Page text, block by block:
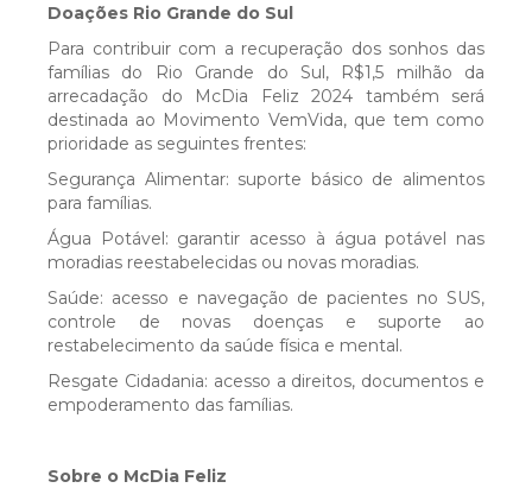
E-book: Fato ou Fake?
Alimentação & Saúde: Como os alimentos
podem promover bem-estar e qualidade de
Protocolo do Serviço de
Política de Gestão de Propriedade
Intelectual
Cartilha Segurança do Paciente - Para
Doações Rio Grande do Sul
Para contribuir com a recuperação dos sonhos das
famílias do Rio Grande do Sul, R$1,5 milhão da
arrecadação do McDia Feliz 2024 também será
destinada ao Movimento VemVida, que tem como
prioridade as seguintes frentes:
Segurança Alimentar: suporte básico de alimentos
para famílias.
Água Potável: garantir acesso à água potável nas
moradias reestabelecidas ou novas moradias.
Saúde: acesso e navegação de pacientes no SUS,
controle de novas doenças e suporte ao
restabelecimento da saúde física e mental.
Resgate Cidadania: acesso a direitos, documentos e
empoderamento das famílias.
Sobre o McDia Feliz